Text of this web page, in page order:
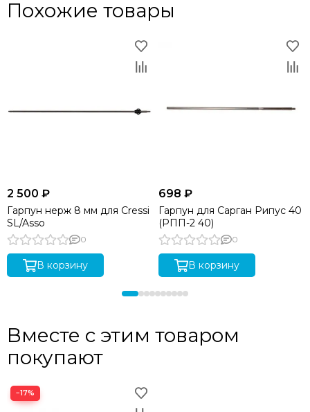
Похожие товары
2 500 ₽
Гарпун нерж 8 мм для Cressi
SL/Asso
0
В корзину
698 ₽
Гарпун для Сарган Рипус 40
(РПП-2 40)
0
В корзину
Вместе с этим товаром
покупают
−17%